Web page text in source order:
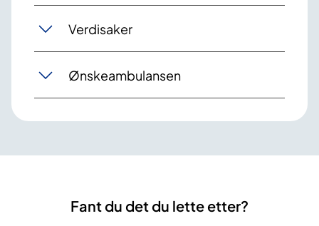
Verdisaker
Ønskeambulansen
Fant du det du lette etter?